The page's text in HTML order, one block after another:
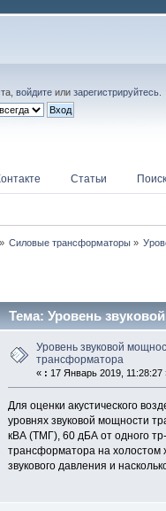
войдите или зарегистрируйтесь
Статьи Поиск
Силовые трансформаторы»
Тема: Уровень
Уровень звуковой
трансформатора
« : 17 Январь 2019, 11:28:27
Для оценки акустического
уровнях звуковой мощности
кВА (ТМГ), 60 дБА от одного
трансформатора на холостом
звукового давления и